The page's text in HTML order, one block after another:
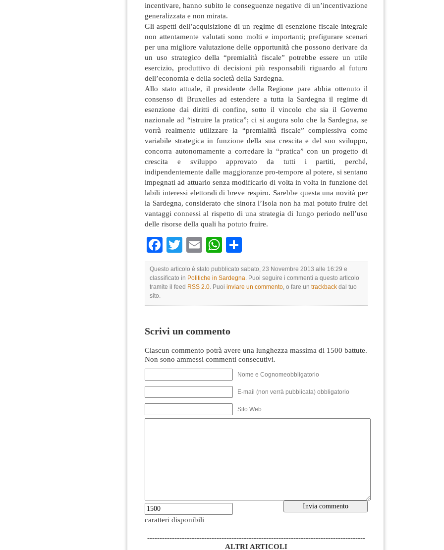
incentivare, hanno subito le conseguenze negative di un’incentivazione
generalizzata e non mirata.
Gli aspetti dell’acquisizione di un regime di esenzione fiscale integrale
non attentamente valutati sono molti e importanti; prefigurare scenari
per una migliore valutazione delle opportunità che possono derivare da
un uso strategico della “premialità fiscale” potrebbe essere un utile
esercizio, produttivo di decisioni più responsabili riguardo al futuro
dell’economia e della società della Sardegna.
Allo stato attuale, il presidente della Regione pare abbia ottenuto il
consenso di Bruxelles ad estendere a tutta la Sardegna il regime di
esenzione dai diritti di confine, sotto il vincolo che sia il Governo
nazionale ad “istruire la pratica”; ci si augura solo che la Sardegna, se
vorrà realmente utilizzare la “premialità fiscale” complessiva come
variabile strategica in funzione della sua crescita e del suo sviluppo,
concorra autonomamente a corredare la “pratica” con un progetto di
crescita e sviluppo approvato da tutti i partiti, perché,
indipendentemente dalle maggioranze pro-tempore al potere, si sentano
impegnati ad attuarlo senza modificarlo di volta in volta in funzione dei
labili interessi elettorali di breve respiro. Sarebbe questa una novità per
la Sardegna, considerato che sinora l’Isola non ha mai potuto fruire dei
vantaggi connessi al rispetto di una strategia di lungo periodo nell’uso
delle risorse della quali ha potuto fruire.
Facebook
TwitterEmailWhatsApp
Questo articolo è stato pubblicato sabato, 23 Novembre 2013 alle 16:29 e
classificato in Politiche in Sardegna. Puoi seguire i commenti a questo articolo
tramite il feed RSS 2.0. Puoi inviare un commento, o fare un trackback dal tuo
sito.
Scrivi un commento
Ciascun commento potrà avere una lunghezza massima di 1500 battute.
Non sono ammessi commenti consecutivi.
Nome e Cognomeobbligatorio
E-mail (non verrà pubblicata) obbligatorio
Sito Web
caratteri disponibili
----------------------------------------------------------------------------------------
ALTRI ARTICOLI